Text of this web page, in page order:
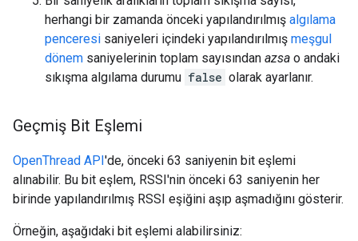
herhangi bir zamanda önceki yapılandırılmış algılama
penceresi saniyeleri içindeki yapılandırılmış meşgul
dönem saniyelerinin toplam sayısından azsa o andaki
sıkışma algılama durumu false olarak ayarlanır.
Geçmiş Bit Eşlemi
OpenThread API'de, önceki 63 saniyenin bit eşlemi
alınabilir. Bu bit eşlem, RSSI'nin önceki 63 saniyenin her
birinde yapılandırılmış RSSI eşiğini aşıp aşmadığını gösterir.
Örneğin, aşağıdaki bit eşlemi alabilirsiniz: